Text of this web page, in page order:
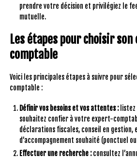
prendre votre décision et privilégiez le
mutuelle.
Les étapes pour choisir
comptable
Voici les principales étapes à suivre pour
comptable :
Définir vos besoins et vos attentes :listez
souhaitez confier à votre expert-
déclarations fiscales, conseil en gestion,
d’accompagnement souhaité (ponctuel
Effectuer une recherche :consultez